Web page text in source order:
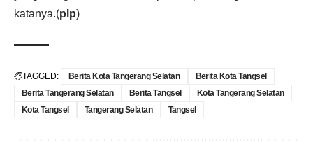
katanya.(plp)
TAGGED: Berita Kota Tangerang Selatan
Berita Kota Tangsel
Berita Tangerang Selatan
Berita Tangsel
Kota Tangerang Selatan
Kota Tangsel
Tangerang Selatan Tangsel